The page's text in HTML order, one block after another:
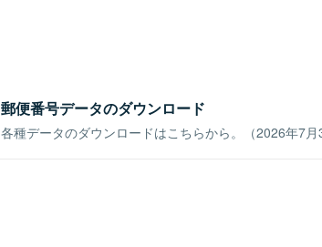
郵便番号データのダウンロード
各種データのダウンロードはこちらから。（2026年7月